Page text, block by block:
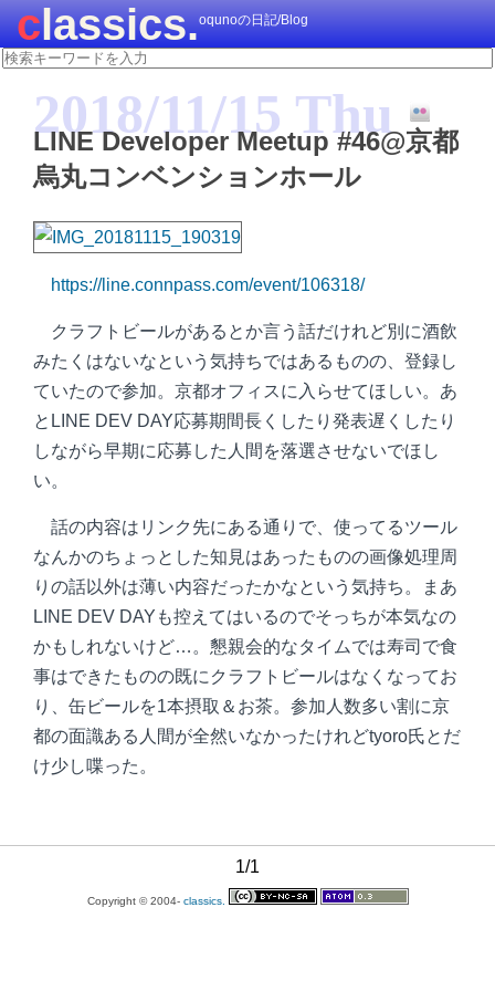
classics.oqunoの日記/Blog
2018/11/15 Thu
LINE Developer Meetup #46@京都
烏丸コンベンションホール
https://line.connpass.com/event/106318/
クラフトビールがあるとか言う話だけれど別に酒飲
みたくはないなという気持ちではあるものの、登録し
ていたので参加。京都オフィスに入らせてほしい。あ
とLINE DEV DAY応募期間長くしたり発表遅くしたり
しながら早期に応募した人間を落選させないでほし
い。
話の内容はリンク先にある通りで、使ってるツール
なんかのちょっとした知見はあったものの画像処理周
りの話以外は薄い内容だったかなという気持ち。まあ
LINE DEV DAYも控えてはいるのでそっちが本気なの
かもしれないけど…。懇親会的なタイムでは寿司で食
事はできたものの既にクラフトビールはなくなってお
り、缶ビールを1本摂取＆お茶。参加人数多い割に京
都の面識ある人間が全然いなかったけれどtyoro氏とだ
け少し喋った。
1/1
Copyright © 2004- classics.